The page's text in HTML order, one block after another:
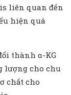
liên quan đến
hiện quá
thành α-KG
lượng cho chu
chất cho